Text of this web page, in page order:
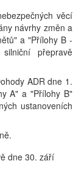
věcí
návrhy změn a
a "Přílohy B -
přepravě
ADR dne 1.
A" a "Přílohy B"
ustanoveních
dne 30. září